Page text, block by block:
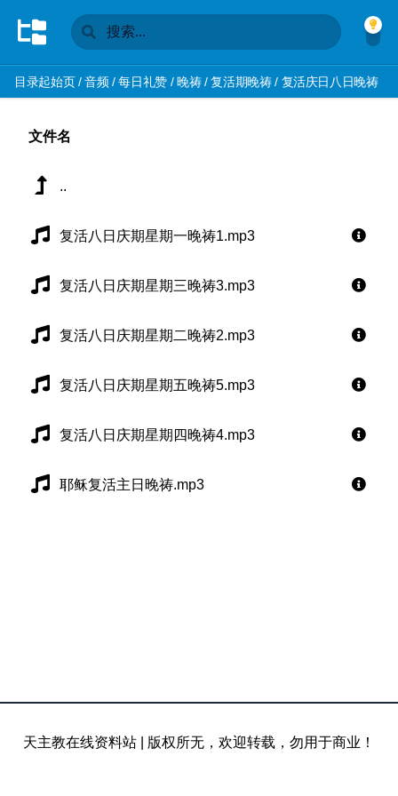
目录起始页/音频/每日礼赞 /晚祷/复活期晚祷/ 复活庆日八日晚祷
文件名
..
复活八日庆期星期一晚祷1.mp3
复活八日庆期星期三晚祷3.mp3
复活八日庆期星期二晚祷2.mp3
复活八日庆期星期五晚祷5.mp3
复活八日庆期星期四晚祷4.mp3
耶稣复活主日晚祷.mp3
天主教在线资料站 版权所无，欢迎转载，勿用于商业！